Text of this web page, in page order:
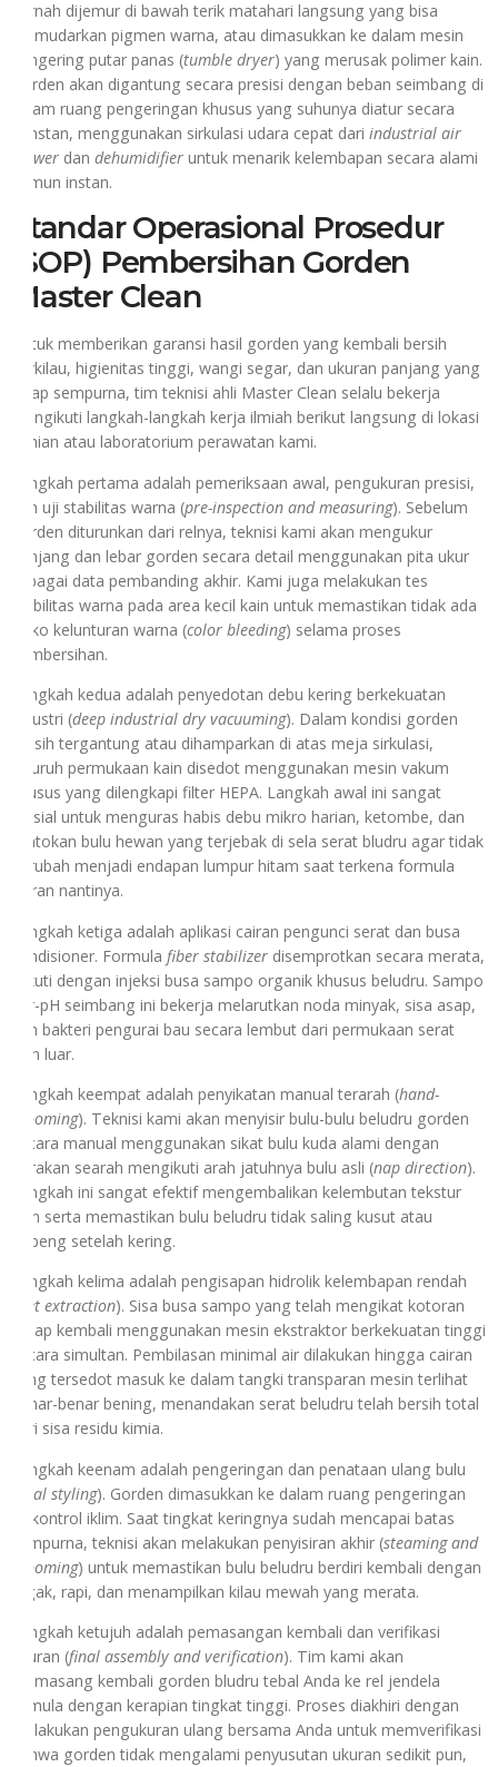
pernah dijemur di bawah terik matahari langsung yang bisa
memudarkan pigmen warna, atau dimasukkan ke dalam mesin
pengering putar panas (tumble dryer) yang merusak polimer kain.
Gorden akan digantung secara presisi dengan beban seimbang di
dalam ruang pengeringan khusus yang suhunya diatur secara
konstan, menggunakan sirkulasi udara cepat dari industrial air
blower dan dehumidifier untuk menarik kelembapan secara alami
namun instan.
Standar Operasional Prosedur
(SOP) Pembersihan Gorden
Master Clean
Untuk memberikan garansi hasil gorden yang kembali bersih
berkilau, higienitas tinggi, wangi segar, dan ukuran panjang yang
tetap sempurna, tim teknisi ahli Master Clean selalu bekerja
mengikuti langkah-langkah kerja ilmiah berikut langsung di lokasi
hunian atau laboratorium perawatan kami.
Langkah pertama adalah pemeriksaan awal, pengukuran presisi,
dan uji stabilitas warna (pre-inspection and measuring). Sebelum
gorden diturunkan dari relnya, teknisi kami akan mengukur
panjang dan lebar gorden secara detail menggunakan pita ukur
sebagai data pembanding akhir. Kami juga melakukan tes
stabilitas warna pada area kecil kain untuk memastikan tidak ada
risiko kelunturan warna (color bleeding) selama proses
pembersihan.
Langkah kedua adalah penyedotan debu kering berkekuatan
industri (deep industrial dry vacuuming). Dalam kondisi gorden
masih tergantung atau dihamparkan di atas meja sirkulasi,
seluruh permukaan kain disedot menggunakan mesin vakum
khusus yang dilengkapi filter HEPA. Langkah awal ini sangat
krusial untuk menguras habis debu mikro harian, ketombe, dan
rontokan bulu hewan yang terjebak di sela serat bludru agar tidak
berubah menjadi endapan lumpur hitam saat terkena formula
cairan nantinya.
Langkah ketiga adalah aplikasi cairan pengunci serat dan busa
kondisioner. Formula fiber stabilizer disemprotkan secara merata,
diikuti dengan injeksi busa sampo organik khusus beludru. Sampo
ber-pH seimbang ini bekerja melarutkan noda minyak, sisa asap,
dan bakteri pengurai bau secara lembut dari permukaan serat
kain luar.
Langkah keempat adalah penyikatan manual terarah (hand-
grooming). Teknisi kami akan menyisir bulu-bulu beludru gorden
secara manual menggunakan sikat bulu kuda alami dengan
gerakan searah mengikuti arah jatuhnya bulu asli (nap direction).
Langkah ini sangat efektif mengembalikan kelembutan tekstur
kain serta memastikan bulu beludru tidak saling kusut atau
gepeng setelah kering.
Langkah kelima adalah pengisapan hidrolik kelembapan rendah
wet extraction). Sisa busa sampo yang telah mengikat kotoran
diisap kembali menggunakan mesin ekstraktor berkekuatan tinggi
secara simultan. Pembilasan minimal air dilakukan hingga cairan
yang tersedot masuk ke dalam tangki transparan mesin terlihat
benar-benar bening, menandakan serat beludru telah bersih total
dari sisa residu kimia.
Langkah keenam adalah pengeringan dan penataan ulang bulu
final styling). Gorden dimasukkan ke dalam ruang pengeringan
terkontrol iklim. Saat tingkat keringnya sudah mencapai batas
sempurna, teknisi akan melakukan penyisiran akhir (steaming and
grooming) untuk memastikan bulu beludru berdiri kembali dengan
tegak, rapi, dan menampilkan kilau mewah yang merata.
Langkah ketujuh adalah pemasangan kembali dan verifikasi
ukuran (final assembly and verification). Tim kami akan
memasang kembali gorden bludru tebal Anda ke rel jendela
semula dengan kerapian tingkat tinggi. Proses diakhiri dengan
melakukan pengukuran ulang bersama Anda untuk memverifikasi
bahwa gorden tidak mengalami penyusutan ukuran sedikit pun,